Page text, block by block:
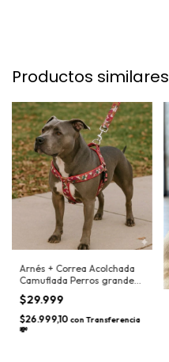
Productos similares
Arnés + Correa Acolchada
Camuflada Perros grandes
(pitbull)
$29.999
$26.999,10 con Transferencia
💸